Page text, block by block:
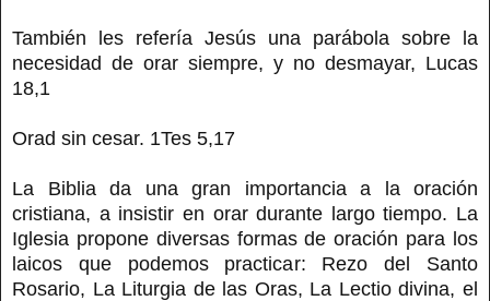
También les refería Jesús una parábola sobre la
necesidad de orar siempre, y no desmayar, Lucas
18,1
Orad sin cesar. 1Tes 5,17
La Biblia da una gran importancia a la oración
cristiana, a insistir en orar durante largo tiempo. La
Iglesia propone diversas formas de oración para los
laicos que podemos practicar: Rezo del Santo
Rosario, La Liturgia de las Oras, La Lectio divina, el